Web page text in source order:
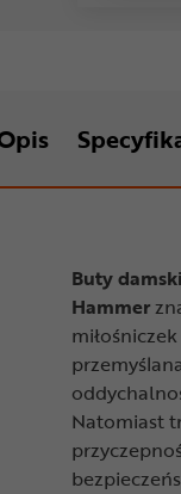
Buty
Hammer
Natomiast